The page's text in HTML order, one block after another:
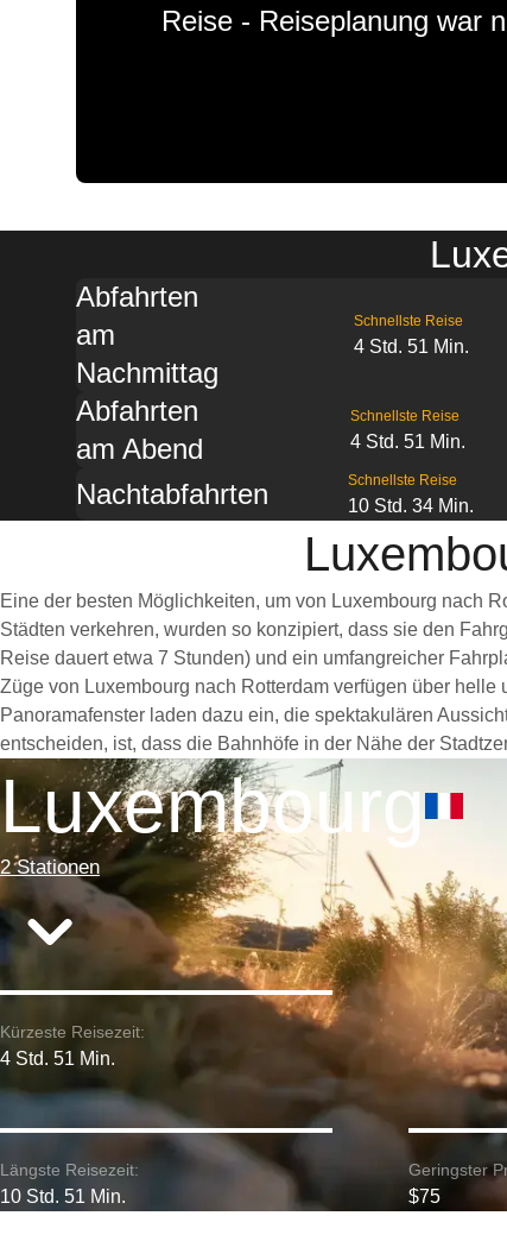
Reise - Reiseplanung war
Abfahrten
am
Nachmittag
Schnellste Reise
4 Std. 51 Min.
Abfahrten
am Abend
Schnellste Reise
4 Std. 51 Min.
Nachtabfahrten Schnellste Reise
10 Std. 34 Min.
Eine der besten Möglichkeiten, um von Luxembourg nach
Städten verkehren, wurden so konzipiert, dass sie den
Reise dauert etwa 7 Stunden) und ein umfangreicher
Züge von Luxembourg nach Rotterdam verfügen über
Panoramafenster laden dazu ein, die spektakulären
entscheiden, ist, dass die Bahnhöfe in der Nähe der
Luxembourg
2 Stationen
Kürzeste Reisezeit:
4 Std. 51 Min.
Längste Reisezeit:
10 Std. 51 Min.
Geringster
$75